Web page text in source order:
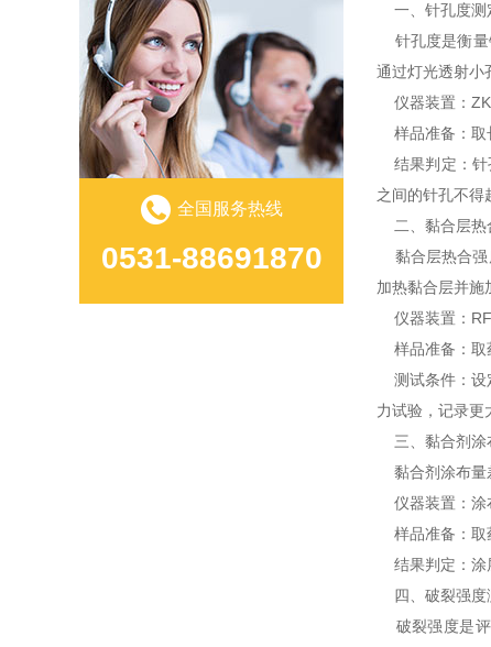
全国服务热线
0531-88691870
一、针孔度测
针孔度是衡量
通过灯光透射小
仪器装置：
样品准备：取
结果判定：针
之间的针孔不得
二、黏合层热
黏合层热合强
加热黏合层并施
仪器装置：
样品准备：取
测试条件：设
力试验，记录更
三、黏合剂涂
黏合剂涂布量
仪器装置：涂
样品准备：取
结果判定：涂
四、破裂强度
破裂强度是评